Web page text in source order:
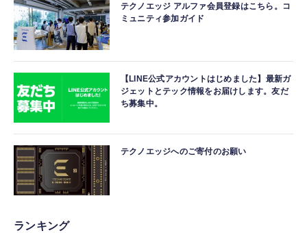
テクノエッジ アルファ会員登録はこちら。コ
ミュニティ参加ガイド
【LINE公式アカウントはじめました】最新ガ
ジェットとテック情報をお届けします。友だ
ち募集中。
テクノエッジへのご寄付のお願い
ランキング